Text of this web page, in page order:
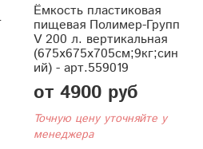
Ёмкость пластиковая
пищевая Полимер-Групп
V 200 л. вертикальная
(675x675x705см;9кг;син
ий) - арт.559019
от 4900 руб
Точную цену уточняйте у
менеджера